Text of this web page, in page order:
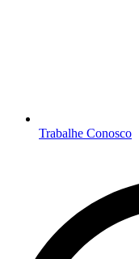
Trabalhe Conosco